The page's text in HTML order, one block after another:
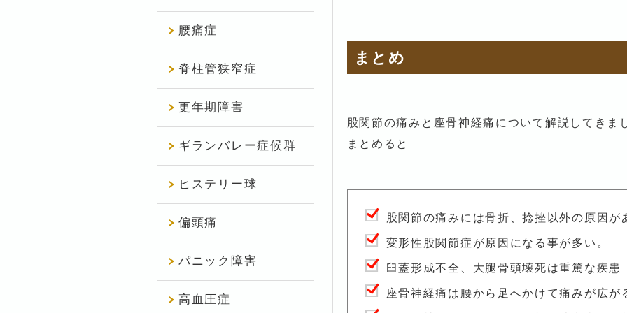
まとめ
股関節の痛みと座骨神経痛について解説してきま
まとめると
股関節の痛みには骨折、捻挫以外の原因が
変形性股関節症が原因になる事が多い。
臼蓋形成不全、大腿骨頭壊死は重篤な疾患
座骨神経痛は腰から足へかけて痛みが広が
腰痛症
脊柱管狭窄症
更年期障害
ギランバレー症候群
ヒステリー球
偏頭痛
パニック障害
高血圧症